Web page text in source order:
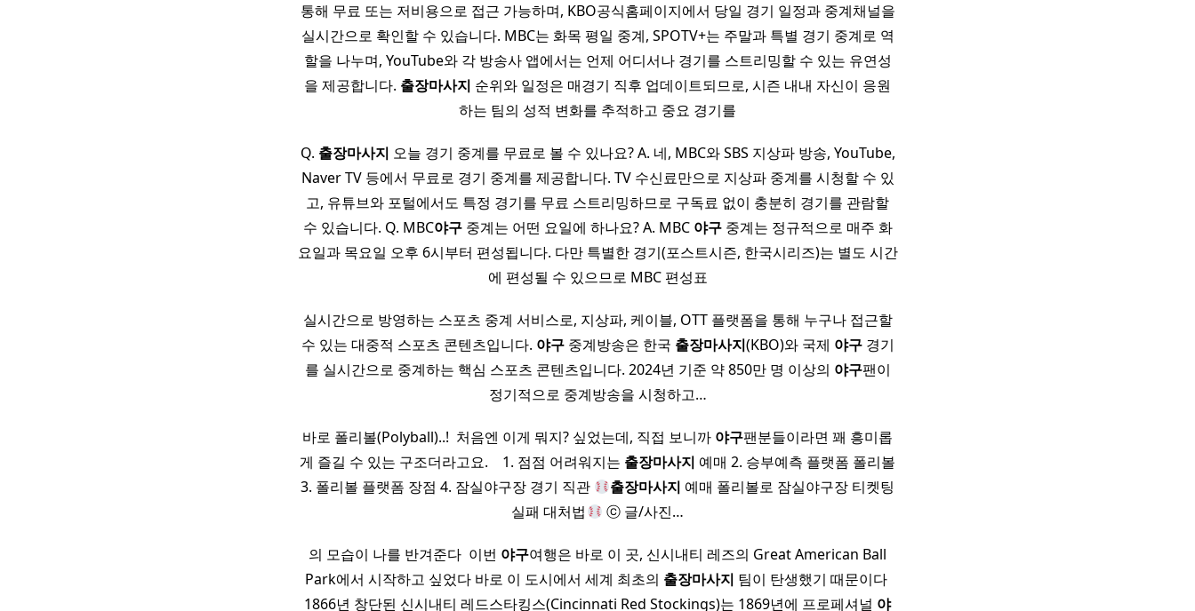
통해 무료 또는 저비용으로 접근 가능하며, KBO공식홈페이지에서 당일 경기 일정과 중계채널을
실시간으로 확인할 수 있습니다. MBC는 화목 평일 중계, SPOTV+는 주말과 특별 경기 중계로 역
할을 나누며, YouTube와 각 방송사 앱에서는 언제 어디서나 경기를 스트리밍할 수 있는 유연성
을 제공합니다. 출장마사지 순위와 일정은 매경기 직후 업데이트되므로, 시즌 내내 자신이 응원
하는 팀의 성적 변화를 추적하고 중요 경기를
Q. 출장마사지 오늘 경기 중계를 무료로 볼 수 있나요? A. 네, MBC와 SBS 지상파 방송, YouTube,
Naver TV 등에서 무료로 경기 중계를 제공합니다. TV 수신료만으로 지상파 중계를 시청할 수 있
고, 유튜브와 포털에서도 특정 경기를 무료 스트리밍하므로 구독료 없이 충분히 경기를 관람할
수 있습니다. Q. MBC야구중계는 어떤 요일에 하나요? A. MBC 야구중계는 정규적으로 매주 화
요일과 목요일 오후 6시부터 편성됩니다. 다만 특별한 경기(포스트시즌, 한국시리즈)는 별도 시간
에 편성될 수 있으므로 MBC 편성표
실시간으로 방영하는 스포츠 중계 서비스로, 지상파, 케이블, OTT 플랫폼을 통해 누구나 접근할
수 있는 대중적 스포츠 콘텐츠입니다. 야구중계방송은 한국 출장마사지(KBO)와 국제 야구경기
를 실시간으로 중계하는 핵심 스포츠 콘텐츠입니다. 2024년 기준 약 850만 명 이상의 야구팬이
정기적으로 중계방송을 시청하고…
바로 폴리볼(Polyball)..! ​ 처음엔 이게 뭐지? 싶었는데, 직접 보니까 야구팬분들이라면 꽤 흥미롭
게 즐길 수 있는 구조더라고요. ​ ​ ​ 1. 점점 어려워지는 출장마사지 예매 2. 승부예측 플랫폼 폴리볼
3. 폴리볼 플랫폼 장점 4. 잠실야구장 경기 직관
출장마사지 예매 폴리볼로 잠실야구장 티켓팅
실패 대처법
ⓒ 글/사진…
의 모습이 나를 반겨준다 ​ 이번 야구여행은 바로 이 곳, 신시내티 레즈의 Great American Ball
Park에서 시작하고 싶었다 바로 이 도시에서 세계 최초의 출장마사지 팀이 탄생했기 때문이다 ​
1866년 창단된 신시내티 레드스타킹스(Cincinnati Red Stockings)는 1869년에 프로페셔널 야